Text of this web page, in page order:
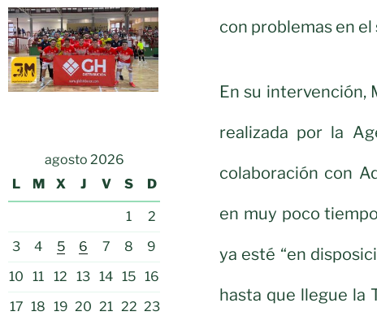
agosto 2026
L
M X J V S D
1
2
3
4 5 6 7 8
9
10
11 12 13 14 15 16
17 18 19 20 21 22 23
con problemas en
En su intervención,
realizada por la
colaboración con
en muy poco
ya esté “en
hasta que llegue la